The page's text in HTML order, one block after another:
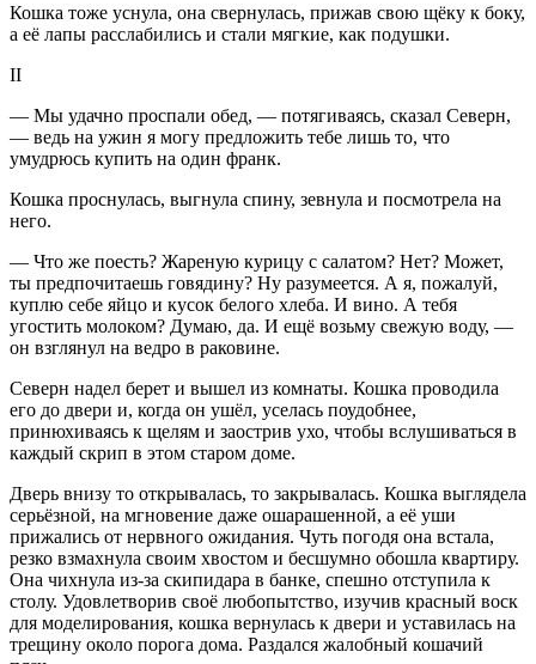
Кошка тоже уснула, она свернулась, прижав свою щёку к боку,
а её лапы расслабились и стали мягкие, как подушки.
II
— Мы удачно проспали обед, — потягиваясь, сказал Северн,
— ведь на ужин я могу предложить тебе лишь то, что
умудрюсь купить на один франк.
Кошка проснулась, выгнула спину, зевнула и посмотрела на
него.
— Что же поесть? Жареную курицу с салатом? Нет? Может,
ты предпочитаешь говядину? Ну разумеется. А я, пожалуй,
куплю себе яйцо и кусок белого хлеба. И вино. А тебя
угостить молоком? Думаю, да. И ещё возьму свежую воду, —
он взглянул на ведро в раковине.
Северн надел берет и вышел из комнаты. Кошка проводила
его до двери и, когда он ушёл, уселась поудобнее,
принюхиваясь к щелям и заострив ухо, чтобы вслушиваться в
каждый скрип в этом старом доме.
Дверь внизу то открывалась, то закрывалась. Кошка выглядела
серьёзной, на мгновение даже ошарашенной, а её уши
прижались от нервного ожидания. Чуть погодя она встала,
резко взмахнула своим хвостом и бесшумно обошла квартиру.
Она чихнула из-за скипидара в банке, спешно отступила к
столу. Удовлетворив своё любопытство, изучив красный воск
для моделирования, кошка вернулась к двери и уставилась на
трещину около порога дома. Раздался жалобный кошачий